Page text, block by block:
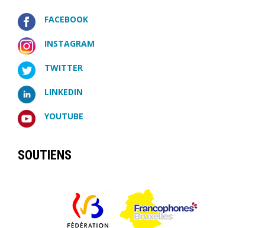
FACEBOOK
INSTAGRAM
TWITTER
LINKEDIN
YOUTUBE
SOUTIENS